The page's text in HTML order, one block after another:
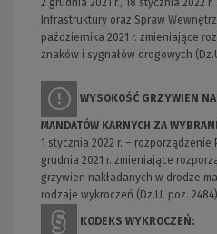
Infrastruktury oraz Spraw
października 2021 r. zmieniające
znaków i sygnałów drogowych
WYSOKOŚĆ GRZYWIEN
MANDATÓW KARNYCH ZA
1 stycznia 2022 r. – rozporządzenie
grudnia 2021 r. zmieniające
grzywien nakładanych w drodze
rodzaje wykroczeń (Dz.U. poz. 2484)
KODEKS WYKROCZEŃ: